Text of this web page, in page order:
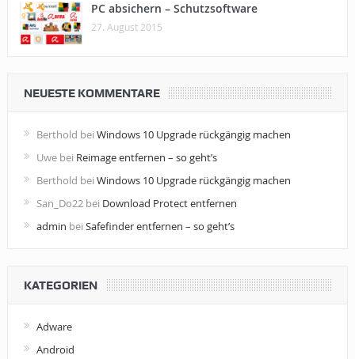
PC absichern – Schutzsoftware
27. August 2015
NEUESTE KOMMENTARE
Berthold bei Windows 10 Upgrade rückgängig machen
Uwebei Reimage entfernen – so geht’s
Berthold bei Windows 10 Upgrade rückgängig machen
San_Do22bei Download Protect entfernen
admin bei Safefinder entfernen – so geht’s
KATEGORIEN
Adware
Android